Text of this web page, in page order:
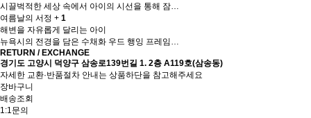
시끌벅적한 세상 속에서 아이의 시선을 통해 잠…
여름날의 서정 + 1
해변을 자유롭게 달리는 아이
뉴욕시의 전경을 담은 수채화 우드 행잉 프레임…
RETURN / EXCHANGE
경기도 고양시 덕양구 삼송로139번길 1. 2층 A119호(삼송동)
자세한 교환·반품절차 안내는 상품하단을 참고해주세요
장바구니
배송조회
1:1문의